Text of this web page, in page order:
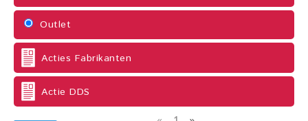
Outlet
Acties Fabrikanten
Actie DDS